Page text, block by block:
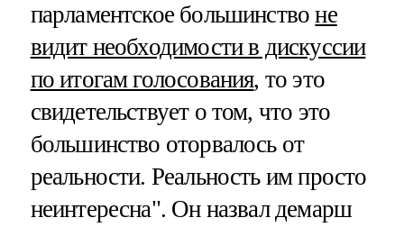
парламентское большинствоне
видит необходимости в дискуссии
по итогам голосования, то это
свидетельствует о том, что это
большинство оторвалось от
реальности. Реальность им просто
неинтересна". Он назвал демарш